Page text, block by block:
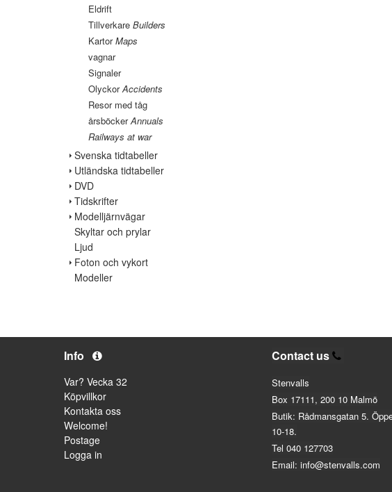
Eldrift
Tillverkare Builders
KartorMaps
vagnar
Signaler
OlyckorAccidents
Resor med tåg
årsböckerAnnuals
Railways at war
Svenska tidtabeller
Utländska tidtabeller
DVD
Tidskrifter
Modelljärnvägar
Skyltar och prylar
Ljud
Foton och vykort
Modeller
Info
Var? Vecka 32
Köpvillkor
Kontakta oss
Welcome!
Postage
Logga in
Contact us
Stenvalls
Box 17111, 200 10 Malmö
Butik: Rådmansgatan 5.
10-18.
Tel 040 127703
Email: info@stenvalls.com